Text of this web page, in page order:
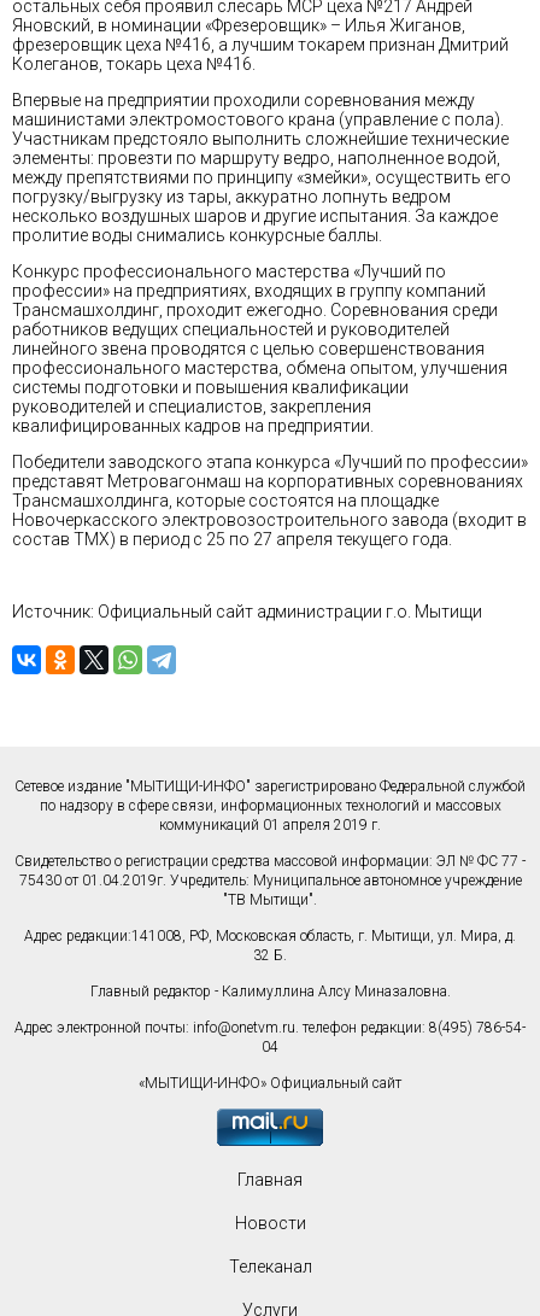
остальных себя проявил слесарь МСР цеха №217 Андрей
Яновский, в номинации «Фрезеровщик» – Илья Жиганов,
фрезеровщик цеха №416, а лучшим токарем признан Дмитрий
Колеганов, токарь цеха №416.
Впервые на предприятии проходили соревнования между
машинистами электромостового крана (управление с пола).
Участникам предстояло выполнить сложнейшие технические
элементы: провезти по маршруту ведро, наполненное водой,
между препятствиями по принципу «змейки», осуществить его
погрузку/выгрузку из тары, аккуратно лопнуть ведром
несколько воздушных шаров и другие испытания. За каждое
пролитие воды снимались конкурсные баллы.
Конкурс профессионального мастерства «Лучший по
профессии» на предприятиях, входящих в группу компаний
Трансмашхолдинг, проходит ежегодно. Соревнования среди
работников ведущих специальностей и руководителей
линейного звена проводятся с целью совершенствования
профессионального мастерства, обмена опытом, улучшения
системы подготовки и повышения квалификации
руководителей и специалистов, закрепления
квалифицированных кадров на предприятии.
Победители заводского этапа конкурса «Лучший по профессии»
представят Метровагонмаш на корпоративных соревнованиях
Трансмашхолдинга, которые состоятся на площадке
Новочеркасского электровозостроительного завода (входит в
состав ТМХ) в период с 25 по 27 апреля текущего года.
Источник: Официальный сайт администрации г.о. Мытищи
Сетевое издание "МЫТИЩИ-ИНФО" зарегистрировано Федеральной службой
по надзору в сфере связи, информационных технологий и массовых
коммуникаций 01 апреля 2019 г.
Свидетельство о регистрации средства массовой информации: ЭЛ № ФС 77 -
75430 от 01.04.2019г. Учредитель: Муниципальное автономное учреждение
"ТВ Мытищи".
Адрес редакции:141008, РФ, Московская область, г. Мытищи, ул. Мира, д.
32 Б.
Главный редактор - Калимуллина Алсу Миназаловна.
Адрес электронной почты: info@onetvm.ru. телефон редакции: 8(495) 786-54-
04
«МЫТИЩИ-ИНФО» Официальный сайт
Главная
Новости
Телеканал
Услуги